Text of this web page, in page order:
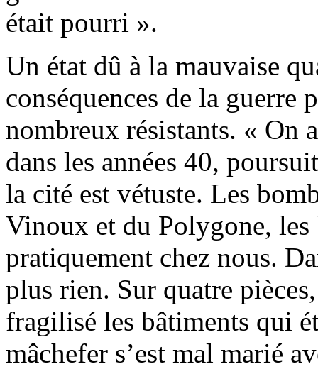
était pourri ».
Un état dû à la mauvaise
conséquences de la guerre
nombreux résistants. « On
dans les années 40,
la cité est vétuste. Les
Vinoux et du Polygone, les
pratiquement chez nous.
plus rien. Sur quatre
fragilisé les bâtiments qui
mâchefer s’est mal marié